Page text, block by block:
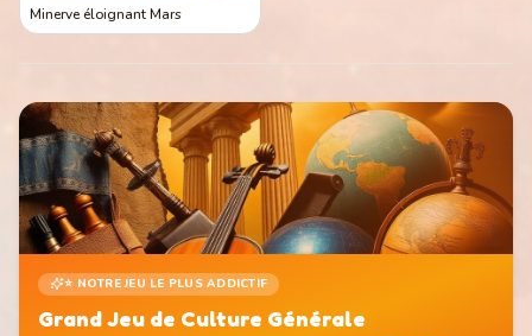
Minerve éloignant Mars
⭐ NOTRE JEU LE PLUS ADDICTIF
Grand Jeu de Culture Générale